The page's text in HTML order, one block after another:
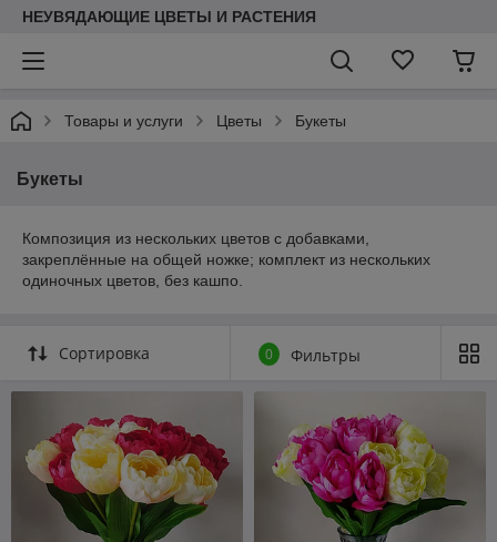
НЕУВЯДАЮЩИЕ ЦВЕТЫ И РАСТЕНИЯ
Товары и услуги Цветы Букеты
Букеты
Композиция из нескольких цветов с добавками,
закреплённые на общей ножке; комплект из нескольких
одиночных цветов, без кашпо.
Сортировка 0 Фильтры